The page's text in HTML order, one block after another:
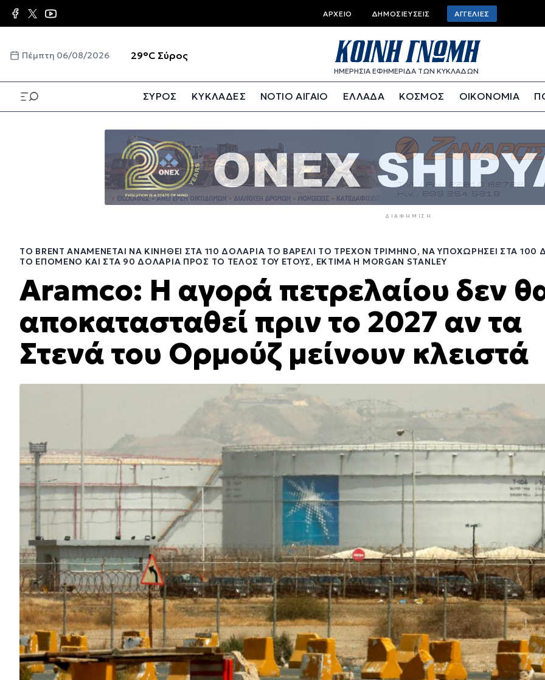
Παράκαμψη
προς
κυρίως
Top
bar
menu
ΑΡΧΕΊΟ ΔΗΜΟΣΙΕΎΣΕΙΣ ΑΓΓΕΛΊΕΣ
Πέμπτη 06/08/2026 29°C Σύρος
ΗΜΕΡΗΣΙΑ ΕΦΗΜΕΡΙΔΑ ΤΩΝ ΚΥΚΛΑΔΩΝ
ΣΥΡΟΣ ΚΥΚΛΑΔΕΣ ΝΟΤΙΟ ΑΙΓΑΙΟ ΕΛΛΑΔΑ ΚΟΣΜΟΣ ΟΙΚΟΝΟΜΙΑ
ΔΙΑΦΉΜΙΣΗ
ΤΟ BRENT ΑΝΑΜΈΝΕΤΑΙ ΝΑ ΚΙΝΗΘΕΊ ΣΤΑ 110 ΔΟΛΆΡΙΑ ΤΟ ΒΑΡΈΛΙ ΤΟ ΤΡΈΧΟΝ ΤΡΊΜΗΝΟ, ΝΑ ΥΠΟΧΩΡΉΣΕΙ ΣΤΑ 100
ΤΟ ΕΠΌΜΕΝΟ ΚΑΙ ΣΤΑ 90 ΔΟΛΆΡΙΑ ΠΡΟΣ ΤΟ ΤΈΛΟΣ ΤΟΥ ΈΤΟΥΣ, ΕΚΤΙΜΆ Η MORGAN STANLEY
Aramco: Η αγορά πετρελαίου δεν
αποκατασταθεί πριν το 2027 αν τα
Στενά του Ορμούζ μείνουν κλειστά